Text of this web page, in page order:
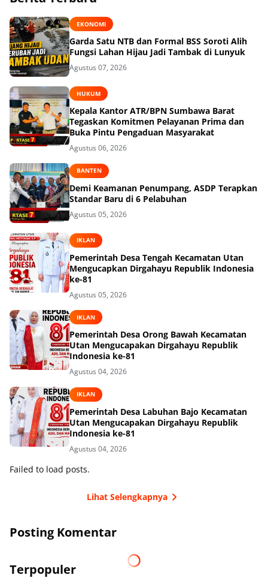
EKONOMI
Garda Satu NTB dan Formal BSS Soroti Alih
Fungsi Lahan Hijau Jadi Tambak di Lunyuk
Agustus 07, 2026
HUKUM
Kepala Kantor ATR/BPN Sumbawa Barat
Tegaskan Komitmen Pelayanan Prima dan
Buka Pintu Pengaduan Masyarakat
Agustus 06, 2026
BANTEN
Demi Keamanan Penumpang, ASDP Terapkan
Standar Baru di 6 Pelabuhan
Agustus 05, 2026
IKLAN
Pemerintah Desa Tengah Kecamatan Utan
Mengucapkan Dirgahayu Republik Indonesia
ke-81
Agustus 05, 2026
IKLAN
Pemerintah Desa Orong Bawah Kecamatan
Utan Mengucapakan Dirgahayu Republik
Indonesia ke-81
Agustus 04, 2026
IKLAN
Pemerintah Desa Labuhan Bajo Kecamatan
Utan Mengucapakan Dirgahayu Republik
Indonesia ke-81
Agustus 04, 2026
Failed to load posts.
Lihat Selengkapnya
Posting Komentar
Terpopuler